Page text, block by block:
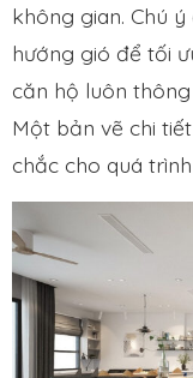
không gian. Chú
hướng gió để tối
căn hộ luôn
Một bản vẽ chi
chắc cho quá